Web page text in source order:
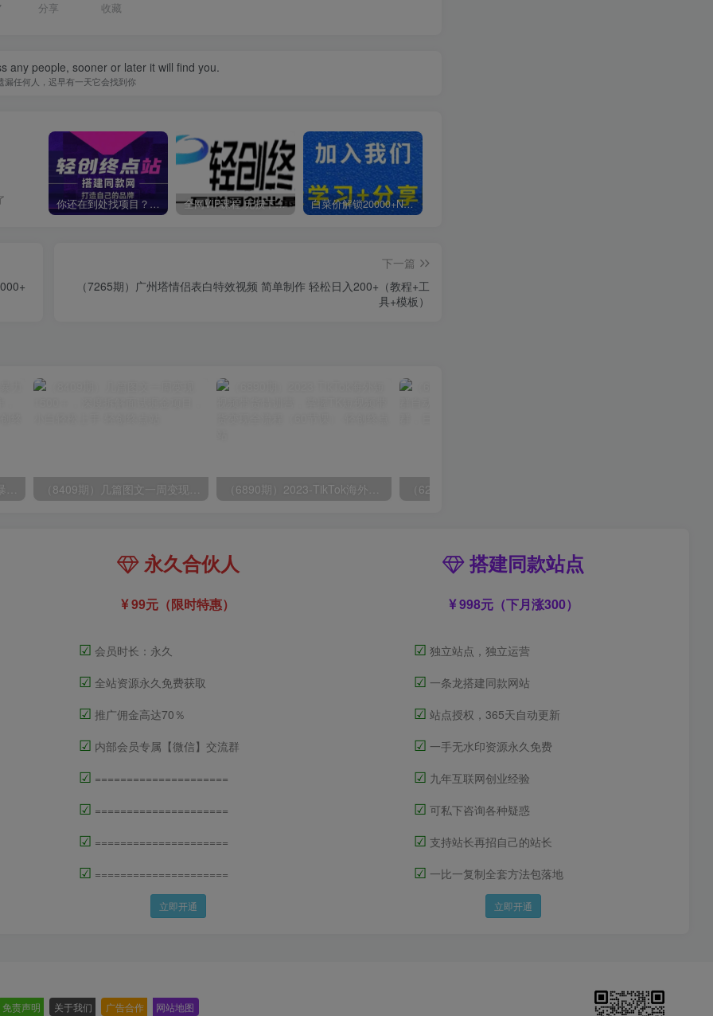
分享 收藏
any people, sooner or later it will find you.
漏任何人，迟早有一天它会找到你
你还在到处找项目？还在当韭菜？我靠卖项目一个月收入5万+，曾经我也是个失败者。 全网VIP课程 无损下载~ 白菜价解锁20000+N个赚钱机会，加入轻创终点站会员，全站资源免费学习。
下一篇
（7265期）广州塔情侣表白特效视频 简单制作 轻松日入200+（教程+工
具+模板）
（9420期）最新短剧玩法，暴力变现日入1000+私域零成本操作，全程干货（附1400G短剧） （8409期）几篇图文一周变现1500＋，深度拆解面试掘金项目，小白轻松上手 （6890期）2023-TikTok海外短视频带货特训营，掌握TK短视频带货变现全流程（60节课）
永久合伙人
99元（限时特惠）
☑ 会员时长：永久
☑ 全站资源永久免费获取
☑ 推广佣金高达70％
☑ 内部会员专属【微信】交流群
☑ =====================
☑ =====================
☑ =====================
☑ =====================
立即开通
搭建同款站点
998元（下月涨300）
☑ 独立站点，独立运营
☑ 一条龙搭建同款网站
☑ 站点授权，365天自动更新
☑ 一手无水印资源永久免费
☑ 九年互联网创业经验
☑ 可私下咨询各种疑惑
☑ 支持站长再招自己的站长
☑ 一比一复制全套方法包落地
立即开通
免责声明 关于我们 广告合作 网站地图